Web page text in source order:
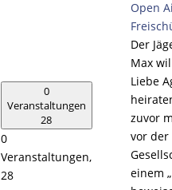
0
Veranstaltungen
28
0
Veranstaltungen,
28
Open
Der
Max
Liebe
zuvor
vor der
einem